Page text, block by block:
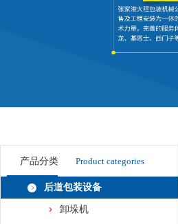
产品分类 Product categories
后道包装设备
卸垛机